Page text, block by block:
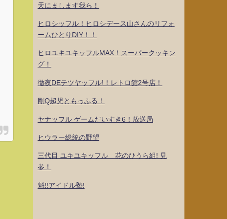
天にまします我ら！
ヒロシッフル！ヒロシデース山さんのリフォ
ームひとりDIY！！
ヒロユキユキッフルMAX！スーパークッキン
グ！
徹夜DEテツヤッフル!！レトロ館2号店！
剛Q超児ともっふる！
ヤナッフル ゲームだいすき6！放送局
ヒウラー総統の野望
三代目 ユキユキッフル 花のひうら組! 見
参！
魁!!アイドル塾!